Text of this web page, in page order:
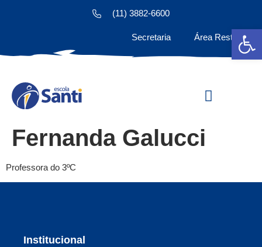
(11) 3882-6600
Secretaria Área Restrita
Fernanda Galucci
Professora do 3ºC
Institucional